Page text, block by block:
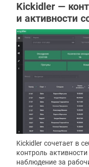
Kickidler —
и активности
Kickidler сочетает в
контроль
наблюдение за